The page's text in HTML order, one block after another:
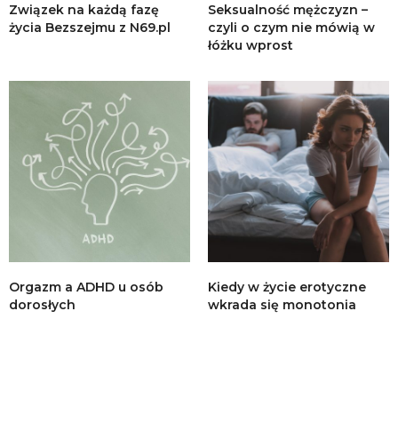
Związek na każdą fazę
życia Bezszejmu z N69.pl
Seksualność mężczyzn –
czyli o czym nie mówią w
łóżku wprost
Orgazm a ADHD u osób
dorosłych
Kiedy w życie erotyczne
wkrada się monotonia